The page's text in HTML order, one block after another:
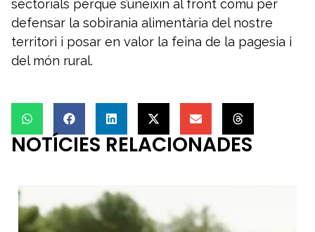
sectorials perquè s’uneixin al front comú per
defensar la sobirania alimentària del nostre
territori i posar en valor la feina de la pagesia i
del món rural.
NOTÍCIES RELACIONADES